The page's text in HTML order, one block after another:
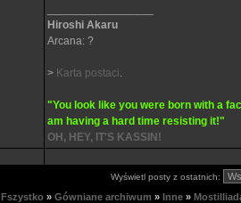
Hiroshi Akaru
Arcana: ?
> Karta postaci.
"You look like you were born with a
am having a hard time resisting it!"
OH, HEY, IT'S KASSIN!
Wyświetl posty z ostatnich:
Fszystko » Gówniane archiwum » Inne »